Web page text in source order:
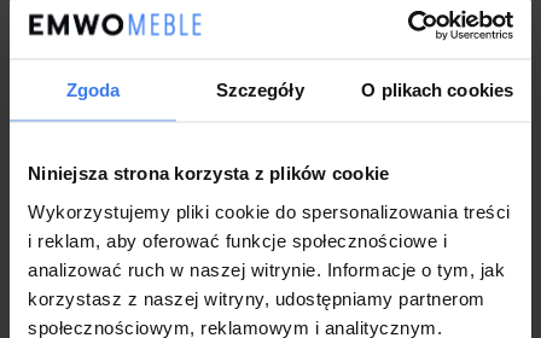
Zgoda Szczegóły O plikach cookies
Niniejsza strona korzysta z plików cookie
Wykorzystujemy pliki cookie do spersonalizowania treści
i reklam, aby oferować funkcje społecznościowe i
analizować ruch w naszej witrynie. Informacje o tym, jak
korzystasz z naszej witryny, udostępniamy partnerom
społecznościowym, reklamowym i analitycznym.
MOOSEE lampa ścienna BOLL złota.
Mleczny, szklany klosz o średnicy 15 centymetrów zamontowany
na
stalowej montaturze w kolorze złotym, nadaje oprawie elegancji i
lekkości.